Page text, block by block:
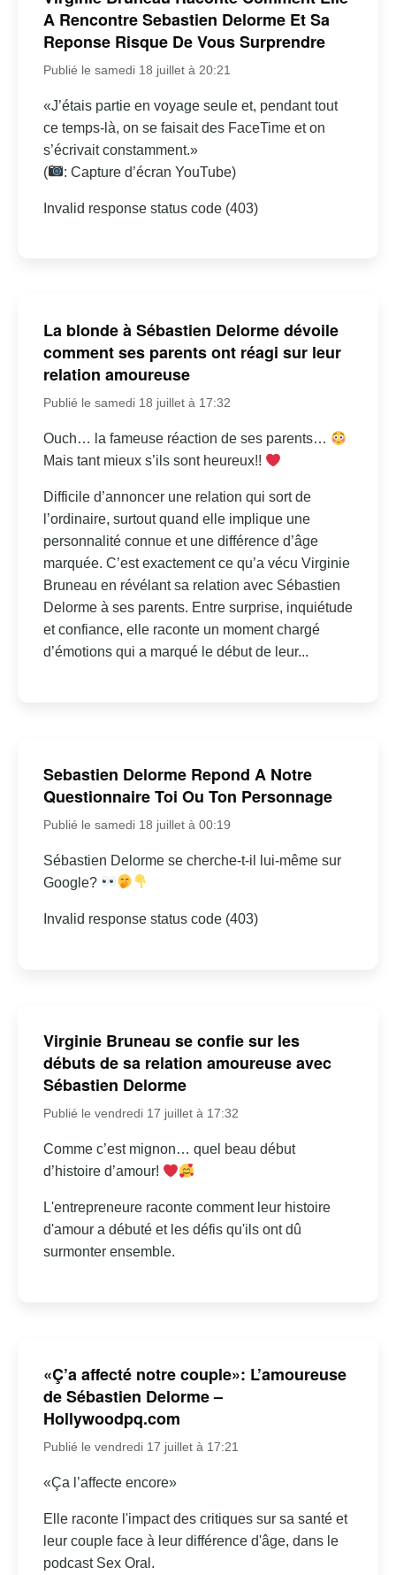
A Rencontre Sebastien Delorme Et Sa
Reponse Risque De Vous Surprendre
Publié le samedi 18 juillet à 20:21
«J’étais partie en voyage seule et, pendant tout
ce temps-là, on se faisait des FaceTime et on
s’écrivait constamment.»
(
: Capture d’écran YouTube)
Invalid response status code (403)
La blonde à Sébastien Delorme dévoile
comment ses parents ont réagi sur leur
relation amoureuse
Publié le samedi 18 juillet à 17:32
Ouch… la fameuse réaction de ses parents…
Mais tant mieux s’ils sont heureux!!
Difficile d’annoncer une relation qui sort de
l’ordinaire, surtout quand elle implique une
personnalité connue et une différence d’âge
marquée. C’est exactement ce qu’a vécu Virginie
Bruneau en révélant sa relation avec Sébastien
Delorme à ses parents. Entre surprise, inquiétude
et confiance, elle raconte un moment chargé
d’émotions qui a marqué le début de leur...
Sebastien Delorme Repond A Notre
Questionnaire Toi Ou Ton Personnage
Publié le samedi 18 juillet à 00:19
Sébastien Delorme se cherche-t-il lui-même sur
Google?
Invalid response status code (403)
Virginie Bruneau se confie sur les
débuts de sa relation amoureuse avec
Sébastien Delorme
Publié le vendredi 17 juillet à 17:32
Comme c’est mignon… quel beau début
d’histoire d’amour!
L'entrepreneure raconte comment leur histoire
d'amour a débuté et les défis qu'ils ont dû
surmonter ensemble.
«Ç’a affecté notre couple»: L’amoureuse
de Sébastien Delorme –
Hollywoodpq.com
Publié le vendredi 17 juillet à 17:21
«Ça l’affecte encore»
Elle raconte l'impact des critiques sur sa santé et
leur couple face à leur différence d'âge, dans le
podcast Sex Oral.